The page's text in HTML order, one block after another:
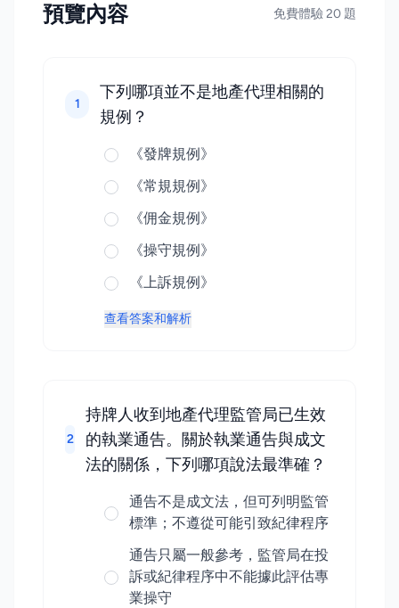
預覽內容 免費體驗 20 題
1
下列哪項並不是地產代理相關的
規例？
《發牌規例》
《常規規例》
《佣金規例》
《操守規例》
《上訴規例》
查看答案和解析
2
持牌人收到地產代理監管局已生效
的執業通告。關於執業通告與成文
法的關係，下列哪項說法最準確？
通告不是成文法，但可列明監管
標準；不遵從可能引致紀律程序
通告只屬一般參考，監管局在投
訴或紀律程序中不能據此評估專
業操守